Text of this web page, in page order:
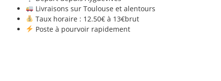
Livraisons sur Toulouseet alentours
Taux horaire : 12.50€ à 13€brut
Poste à pourvoir rapidement